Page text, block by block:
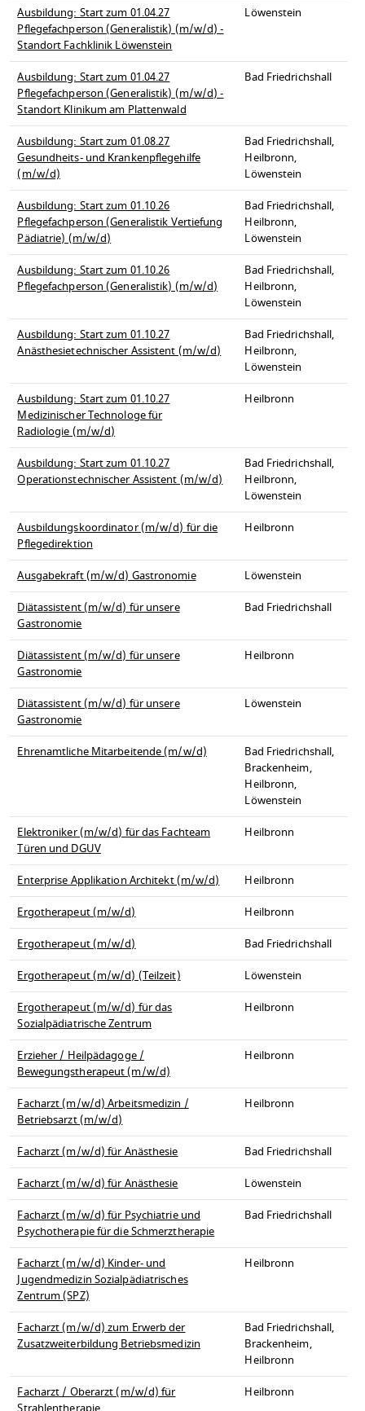
Ausbildung: Start zum 01.04.27
Pflegefachperson (Generalistik) (m/w/d) -
Standort Fachklinik Löwenstein
Löwenstein
Ausbildung: Start zum 01.04.27
Pflegefachperson (Generalistik) (m/w/d) -
Standort Klinikum am Plattenwald
Bad Friedrichshall
Ausbildung: Start zum 01.08.27
Gesundheits- und Krankenpflegehilfe
(m/w/d)
Bad Friedrichshall,
Heilbronn,
Löwenstein
Ausbildung: Start zum 01.10.26
Pflegefachperson (Generalistik Vertiefung
Pädiatrie) (m/w/d)
Bad Friedrichshall,
Heilbronn,
Löwenstein
Ausbildung: Start zum 01.10.26
Pflegefachperson (Generalistik) (m/w/d)
Bad Friedrichshall,
Heilbronn,
Löwenstein
Ausbildung: Start zum 01.10.27
Anästhesietechnischer Assistent (m/w/d)
Bad Friedrichshall,
Heilbronn,
Löwenstein
Ausbildung: Start zum 01.10.27
Medizinischer Technologe für
Radiologie (m/w/d)
Heilbronn
Ausbildung: Start zum 01.10.27
Operationstechnischer Assistent (m/w/d)
Bad Friedrichshall,
Heilbronn,
Löwenstein
Ausbildungskoordinator (m/w/d) für die
Pflegedirektion
Heilbronn
Ausgabekraft (m/w/d) Gastronomie
Löwenstein
Diätassistent (m/w/d) für unsere
Gastronomie
Bad Friedrichshall
Diätassistent (m/w/d) für unsere
Gastronomie
Heilbronn
Diätassistent (m/w/d) für unsere
Gastronomie
Löwenstein
Ehrenamtliche Mitarbeitende (m/w/d)
Bad Friedrichshall,
Brackenheim,
Heilbronn,
Löwenstein
Elektroniker (m/w/d) für das Fachteam
Türen und DGUV
Heilbronn
Enterprise Applikation Architekt (m/w/d)
Heilbronn
Ergotherapeut (m/w/d)
Heilbronn
Ergotherapeut (m/w/d)
Bad Friedrichshall
Ergotherapeut (m/w/d) (Teilzeit)
Löwenstein
Ergotherapeut (m/w/d) für das
Sozialpädiatrische Zentrum
Heilbronn
Erzieher / Heilpädagoge /
Bewegungstherapeut (m/w/d)
Heilbronn
Facharzt (m/w/d) Arbeitsmedizin /
Betriebsarzt (m/w/d)
Heilbronn
Facharzt (m/w/d) für Anästhesie
Bad Friedrichshall
Facharzt (m/w/d) für Anästhesie
Löwenstein
Facharzt (m/w/d) für Psychiatrie und
Psychotherapie für die Schmerztherapie
Bad Friedrichshall
Facharzt (m/w/d) Kinder- und
Jugendmedizin Sozialpädiatrisches
Zentrum (SPZ)
Heilbronn
Facharzt (m/w/d) zum Erwerb der
Zusatzweiterbildung Betriebsmedizin
Bad Friedrichshall,
Brackenheim,
Heilbronn
Facharzt / Oberarzt (m/w/d) für
Heilbronn